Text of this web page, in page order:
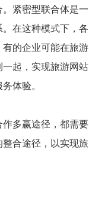
紧密型联合体是一
在这种模式下，各
的企业可能在旅游
起，实现旅游网站
体验。
多赢途径，都需要
合途径，以实现旅